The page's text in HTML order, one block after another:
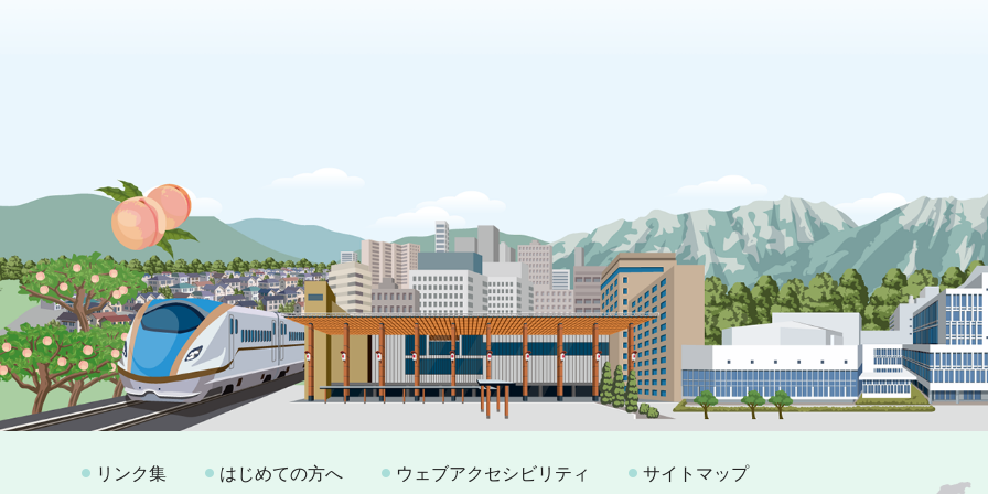
リンク集 はじめての方へ ウェブアクセシビリティ サイトマップ